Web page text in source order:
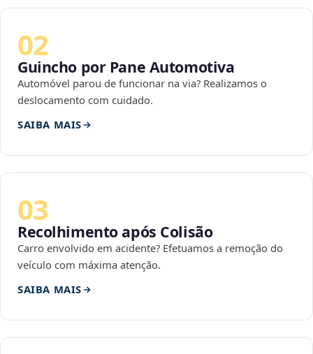
02
Guincho por Pane Automotiva
Automóvel parou de funcionar na via? Realizamos o
deslocamento com cuidado.
SAIBA MAIS
03
Recolhimento após Colisão
Carro envolvido em acidente? Efetuamos a remoção do
veículo com máxima atenção.
SAIBA MAIS